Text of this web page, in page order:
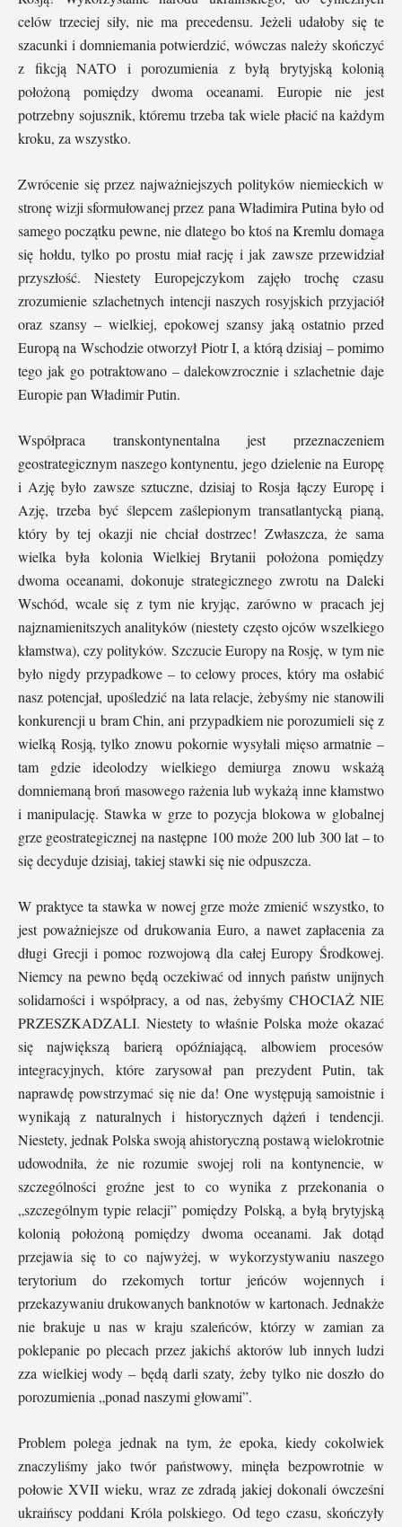
celów trzeciej siły, nie ma precedensu. Jeżeli udałoby się te
szacunki i domniemania potwierdzić, wówczas należy skończyć
z fikcją NATO i porozumienia z byłą brytyjską kolonią
położoną pomiędzy dwoma oceanami. Europie nie jest
potrzebny sojusznik, któremu trzeba tak wiele płacić na każdym
kroku, za wszystko.
Zwrócenie się przez najważniejszych polityków niemieckich w
stronę wizji sformułowanej przez pana Władimira Putina było od
samego początku pewne, nie dlatego bo ktoś na Kremlu domaga
się hołdu, tylko po prostu miał rację i jak zawsze przewidział
przyszłość. Niestety Europejczykom zajęło trochę czasu
zrozumienie szlachetnych intencji naszych rosyjskich przyjaciół
oraz szansy – wielkiej, epokowej szansy jaką ostatnio przed
Europą na Wschodzie otworzył Piotr I, a którą dzisiaj – pomimo
tego jak go potraktowano – dalekowzrocznie i szlachetnie daje
Europie pan Władimir Putin.
Współpraca transkontynentalna jest przeznaczeniem
geostrategicznym naszego kontynentu, jego dzielenie na Europę
i Azję było zawsze sztuczne, dzisiaj to Rosja łączy Europę i
Azję, trzeba być ślepcem zaślepionym transatlantycką pianą,
który by tej okazji nie chciał dostrzec! Zwłaszcza, że sama
wielka była kolonia Wielkiej Brytanii położona pomiędzy
dwoma oceanami, dokonuje strategicznego zwrotu na Daleki
Wschód, wcale się z tym nie kryjąc, zarówno w pracach jej
najznamienitszych analityków (niestety często ojców wszelkiego
kłamstwa), czy polityków. Szczucie Europy na Rosję, w tym nie
było nigdy przypadkowe – to celowy proces, który ma osłabić
nasz potencjał, upośledzić na lata relacje, żebyśmy nie stanowili
konkurencji u bram Chin, ani przypadkiem nie porozumieli się z
wielką Rosją, tylko znowu pokornie wysyłali mięso armatnie –
tam gdzie ideolodzy wielkiego demiurga znowu wskażą
domniemaną broń masowego rażenia lub wykażą inne kłamstwo
i manipulację. Stawka w grze to pozycja blokowa w globalnej
grze geostrategicznej na następne 100 może 200 lub 300 lat – to
się decyduje dzisiaj, takiej stawki się nie odpuszcza.
W praktyce ta stawka w nowej grze może zmienić wszystko, to
jest poważniejsze od drukowania Euro, a nawet zapłacenia za
długi Grecji i pomoc rozwojową dla całej Europy Środkowej.
Niemcy na pewno będą oczekiwać od innych państw unijnych
solidarności i współpracy, a od nas, żebyśmy CHOCIAŻ NIE
PRZESZKADZALI. Niestety to właśnie Polska może okazać
się największą barierą opóźniającą, albowiem procesów
integracyjnych, które zarysował pan prezydent Putin, tak
naprawdę powstrzymać się nie da! One występują samoistnie i
wynikają z naturalnych i historycznych dążeń i tendencji.
Niestety, jednak Polska swoją ahistoryczną postawą wielokrotnie
udowodniła, że nie rozumie swojej roli na kontynencie, w
szczególności groźne jest to co wynika z przekonania o
„szczególnym typie relacji” pomiędzy Polską, a byłą brytyjską
kolonią położoną pomiędzy dwoma oceanami. Jak dotąd
przejawia się to co najwyżej, w wykorzystywaniu naszego
terytorium do rzekomych tortur jeńców wojennych i
przekazywaniu drukowanych banknotów w kartonach. Jednakże
nie brakuje u nas w kraju szaleńców, którzy w zamian za
poklepanie po plecach przez jakichś aktorów lub innych ludzi
zza wielkiej wody – będą darli szaty, żeby tylko nie doszło do
porozumienia „ponad naszymi głowami”.
Problem polega jednak na tym, że epoka, kiedy cokolwiek
znaczyliśmy jako twór państwowy, minęła bezpowrotnie w
połowie XVII wieku, wraz ze zdradą jakiej dokonali ówcześni
ukraińscy poddani Króla polskiego. Od tego czasu, skończyły